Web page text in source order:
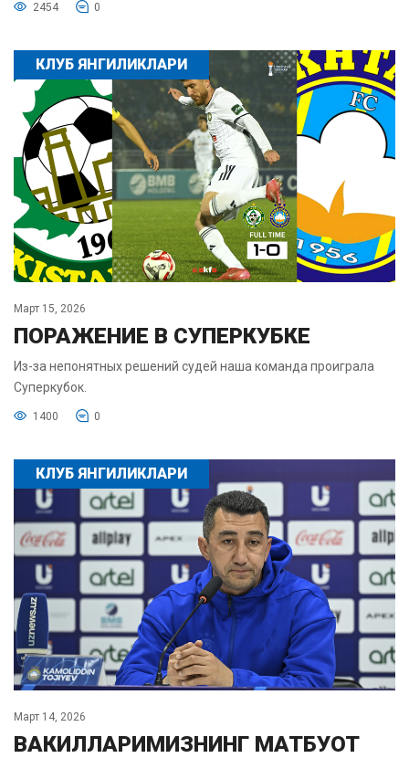
2454 0
КЛУБ ЯНГИЛИКЛАРИ
Март 15, 2026
ПОРАЖЕНИЕ В СУПЕРКУБКЕ
Из-за непонятных решений судей наша команда проиграла
Суперкубок.
1400 0
КЛУБ ЯНГИЛИКЛАРИ
Март 14, 2026
ВАКИЛЛАРИМИЗНИНГ МАТБУОТ